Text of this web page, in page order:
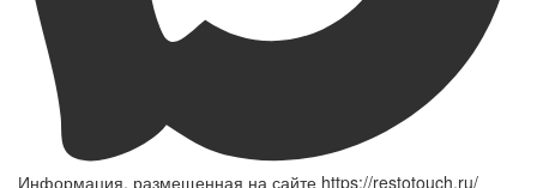
Информация, размещенная на сайте https://restotouch.ru/